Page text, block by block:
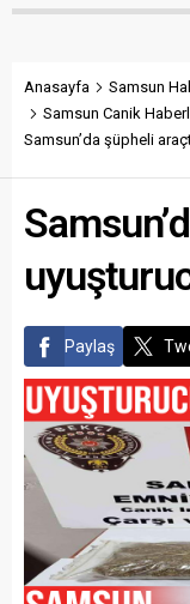
Anasayfa
Samsun
Samsun Canik
Samsun’da şüpheli
Paylaş